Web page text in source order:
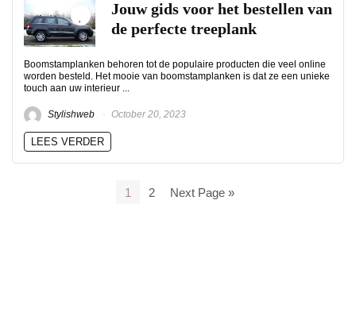
Jouw gids voor het bestellen van
de perfecte treeplank
Boomstamplanken behoren tot de populaire producten die veel online
worden besteld. Het mooie van boomstamplanken is dat ze een unieke
touch aan uw interieur ...
Stylishweb October 20, 2023
LEES VERDER
1 2 Next Page »